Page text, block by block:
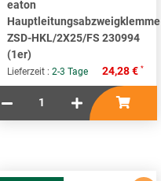
eaton
Hauptleitungsabzweigklemme
ZSD-HKL/2X25/FS 230994
(1er)
Lieferzeit : 2-3 Tage 24,28 € *